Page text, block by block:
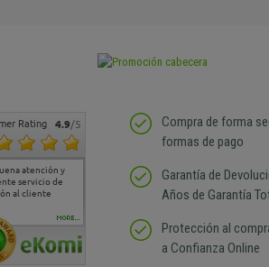
Rating 4.9/5
atención y
servicio de
al cliente
Muy buena atención de
cara al asesoramiento
comercial y el envío ha
Si estoy contento
MORE...
Compra de forma
formas de pago
Garantía de
Años de Garantía
Protección al
a Confianza Online